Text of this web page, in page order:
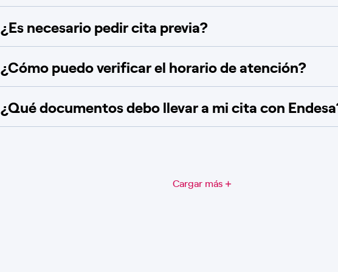
¿Es necesario pedir cita previa?
¿Cómo puedo verificar el horario de atención?
¿Qué documentos debo llevar a mi cita con
Cargar más